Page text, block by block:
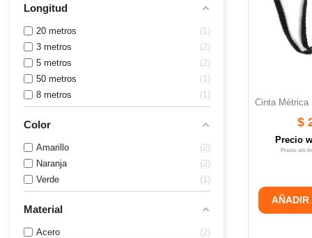
Longitud
20 metros
1
3 metros
2
5 metros
2
50 metros
1
8 metros
1
Color
Amarillo
2
Naranja
2
Verde
1
Material
Acero 2
Cinta Métrica
$
Precio
Precio sin
AÑADIR